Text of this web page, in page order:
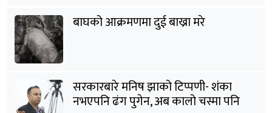
बाघको आक्रमणमा दुई बाख्रा मरे
सरकारबारे मनिष झाको टिप्पणी- शंका
नभएपनि ढंग पुगेन, अब कालो चस्मा पनि